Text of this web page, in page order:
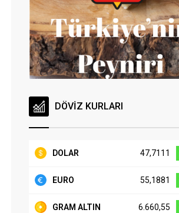
DÖVİZ KURLARI
DOLAR 47,7111
EURO 55,1881
GRAM ALTIN 6.660,55